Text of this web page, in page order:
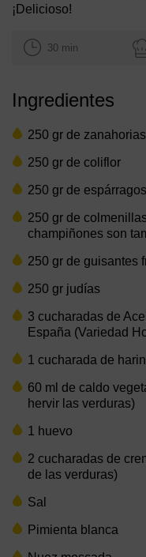
¡Delicioso!
30 min
Ingredientes
250 gr de zanahorias
250 gr de coliflor
250 gr de
250 gr de
champiñones son
250 gr de guisantes
250 gr judías
3 cucharadas de
España (Variedad
1 cucharada de
60 ml de caldo
hervir las verduras)
1 huevo
2 cucharadas de
de las verduras)
Sal
Pimienta blanca